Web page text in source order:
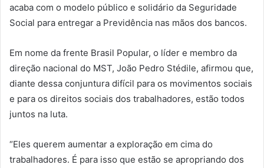
acaba com o modelo público e solidário da Seguridade
Social para entregar a Previdência nas mãos dos bancos.
Em nome da frente Brasil Popular, o líder e membro da
direção nacional do MST, João Pedro Stédile, afirmou que,
diante dessa conjuntura difícil para os movimentos sociais
e para os direitos sociais dos trabalhadores, estão todos
juntos na luta.
“Eles querem aumentar a exploração em cima do
trabalhadores. É para isso que estão se apropriando dos